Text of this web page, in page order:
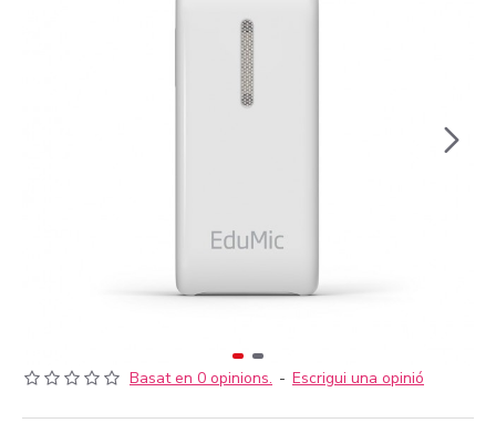
Basat en 0 opinions. - Escrigui una opinió